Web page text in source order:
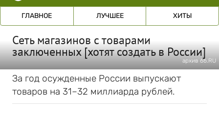
ГЛАВНОЕ ЛУЧШЕЕ ХИТЫ
Сеть магазинов с товарами
заключенных [хотят создать в России]
архив 66.RU
За год осужденные России выпускают
товаров на 31–32 миллиарда рублей.